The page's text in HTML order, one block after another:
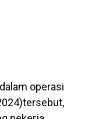
operasi